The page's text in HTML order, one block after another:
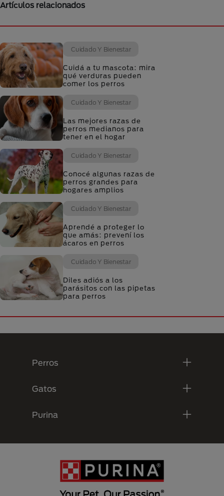
Artículos relacionados
Cuidado Y Bienestar
Cuidá a tu mascota: mira
qué verduras pueden
comer los perros
Cuidado Y Bienestar
Las mejores razas de
perros medianos para
tener en el hogar
Cuidado Y Bienestar
Conocé algunas razas de
perros grandes para
hogares amplios
Cuidado Y Bienestar
Aprendé a proteger lo
que amás: prevení los
ácaros en perros
Cuidado Y Bienestar
Diles adiós a los
parásitos con las pipetas
para perros
Perros
Gatos
Purina